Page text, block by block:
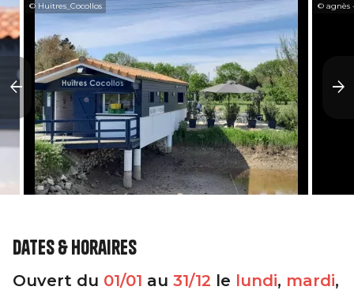
© Huitres_Cocollos © agnès
Dates & horaires
Ouvert du 01/01 au 31/12 le lundi, mardi,